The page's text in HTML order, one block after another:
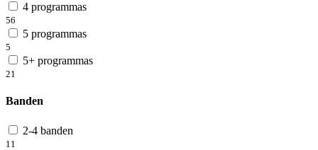
4 programmas
56
5 programmas
5
5+ programmas
21
Banden
2-4 banden
11